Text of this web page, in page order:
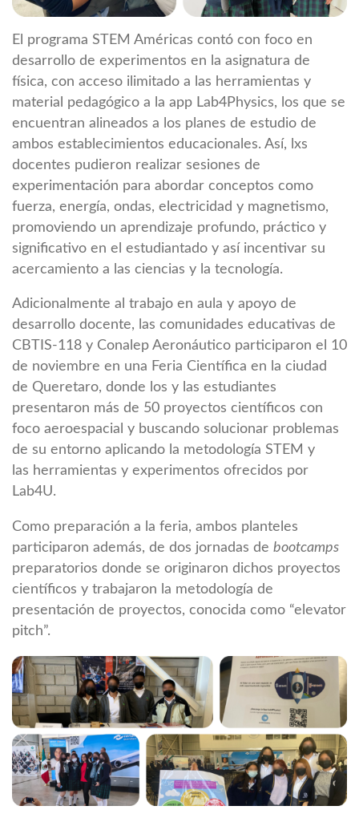
El programa STEM Américas contó con foco en
desarrollo de experimentos en la asignatura de
física, con acceso ilimitado a las herramientas y
material pedagógico a la app Lab4Physics, los que se
encuentran alineados a los planes de estudio de
ambos establecimientos educacionales. Así, lxs
docentes pudieron realizar sesiones de
experimentación para abordar conceptos como
fuerza, energía, ondas, electricidad y magnetismo,
promoviendo un aprendizaje profundo, práctico y
significativo en el estudiantado y así incentivar su
acercamiento a las ciencias y la tecnología.
Adicionalmente al trabajo en aula y apoyo de
desarrollo docente, las comunidades educativas de
CBTIS-118 y Conalep Aeronáutico participaron el 10
de noviembre en una Feria Científica en la ciudad
de Queretaro, donde los y las estudiantes
presentaron más de 50 proyectos científicos con
foco aeroespacial y buscando solucionar problemas
de su entorno aplicando la metodología STEM y
las herramientas y experimentos ofrecidos por
Lab4U.
Como preparación a la feria, ambos planteles
participaron además, de dos jornadas de bootcamps
preparatorios donde se originaron dichos proyectos
científicos y trabajaron la metodología de
presentación de proyectos, conocida como “elevator
pitch”.